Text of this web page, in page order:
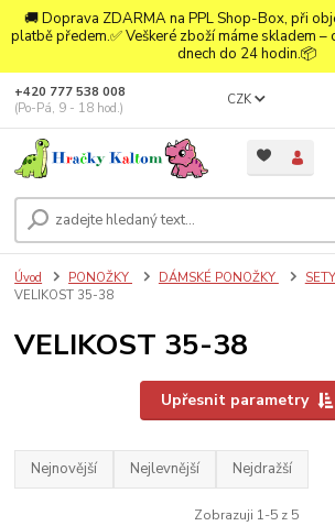
🚚 Doprava ZDARMA na PPL Shop-Box, při
platbě předem.✅ Veškeré zboží máme skladem
dnech do 24 hodin.📦
CZK
+420 777 538 008
(Po-Pá, 9 - 18 hod.)
Úvod PONOŽKY DÁMSKÉ PONOŽKY
VELIKOST 35-38
VELIKOST 35-38
Upřesnit parametry
Nejnovější Nejlevnější Nejdražší
Zobrazuji 1-5 z 5